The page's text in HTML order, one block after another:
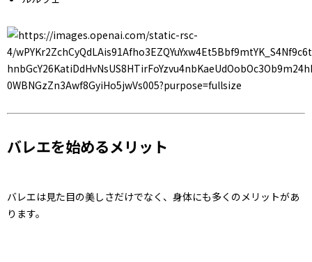
バレエを始めるメリット
バレエは見た目の美しさだけでなく、身体にも多くのメリットがあ
ります。